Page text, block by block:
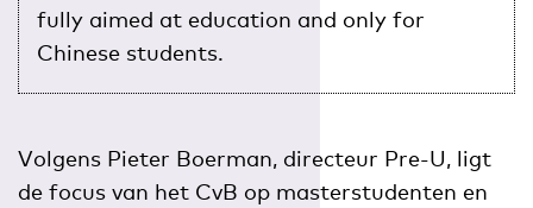
fully aimed at education and only for
Chinese students.
Volgens Pieter Boerman, directeur Pre-U, ligt
de focus van het CvB op masterstudenten en